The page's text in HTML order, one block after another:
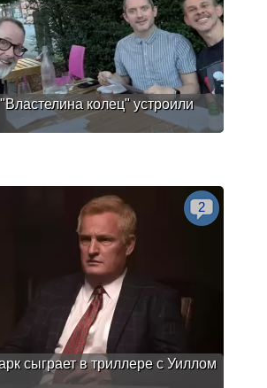
колец" устроили
сыграет в триллере с Уиллом
2